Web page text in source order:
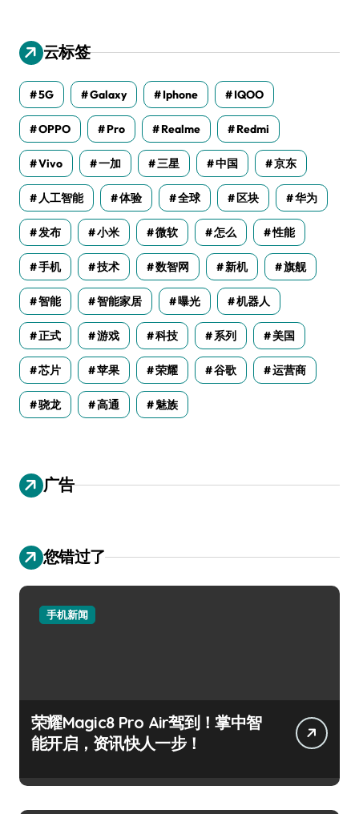
云标签
5G Galaxy Iphone IQOO
OPPO Pro Realme Redmi
Vivo 一加 三星 中国 京东
人工智能 体验 全球 区块 华为
发布 小米 微软 怎么 性能
手机 技术 数智网 新机 旗舰
智能 智能家居 曝光 机器人
正式 游戏 科技 系列 美国
芯片 苹果 荣耀 谷歌 运营商
骁龙 高通 魅族
广告
您错过了
手机新闻
荣耀Magic8 Pro Air驾到！掌中智
能开启，资讯快人一步！